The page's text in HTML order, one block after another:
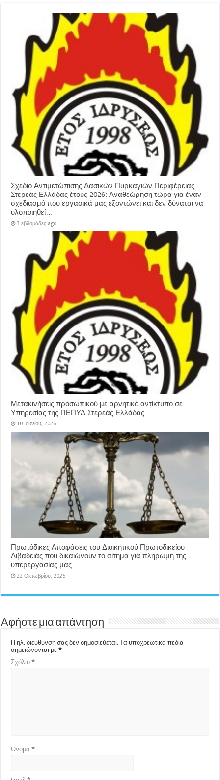
Σχέδιο Αντιμετώπισης Δασικών Πυρκαγιών Περιφέρειας
Στερεάς Ελλάδας έτους 2026: Αναθεώρηση τώρα για έναν
σχεδιασμό που εργασικά μας εξοντώνει και δεν δύναται να
υλοποιηθεί…
3 εβδομάδες ago
Μετακινήσεις προσωπικού με αρνητικό αντίκτυπο σε
Υπηρεσίας της ΠΕΠΥΔ Στερεάς Ελλάδας
10 Ιουνίου, 2026
Πρωτόδικες Αποφάσεις του Διοικητικού Πρωτοδικείου
Λιβαδειάς που δικαιώνουν το αίτημα για πληρωμή της
υπερεργασίας μας
22 Οκτωβρίου, 2025
Αφήστε μια απάντηση
Η ηλ. διεύθυνση σας δεν δημοσιεύεται. Τα υποχρεωτικά πεδία
σημειώνονται με*
Σχόλιο*
Όνομα*